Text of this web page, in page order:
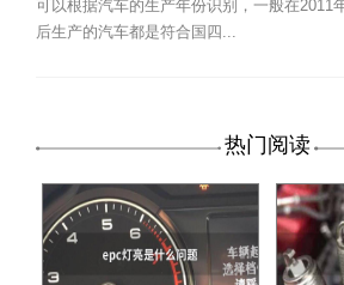
可以根据汽车的生产年份识别，一般在2011
后生产的汽车都是符合国四...
热门阅读